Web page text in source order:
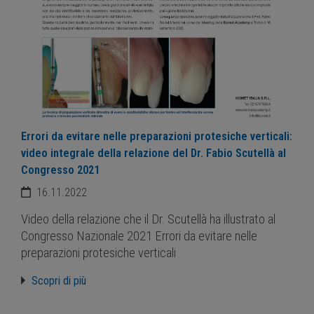
Errori da evitare nelle preparazioni protesiche verticali:
video integrale della relazione del Dr. Fabio Scutellà al
Congresso 2021
16.11.2022
Video della relazione che il Dr. Scutellà ha illustrato al
Congresso Nazionale 2021 Errori da evitare nelle
preparazioni protesiche verticali
Scopri di più